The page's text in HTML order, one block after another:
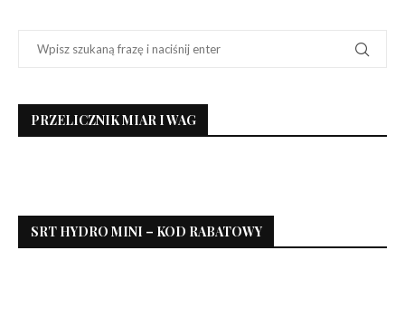
PRZELICZNIK MIAR I WAG
SRT HYDRO MINI – KOD RABATOWY